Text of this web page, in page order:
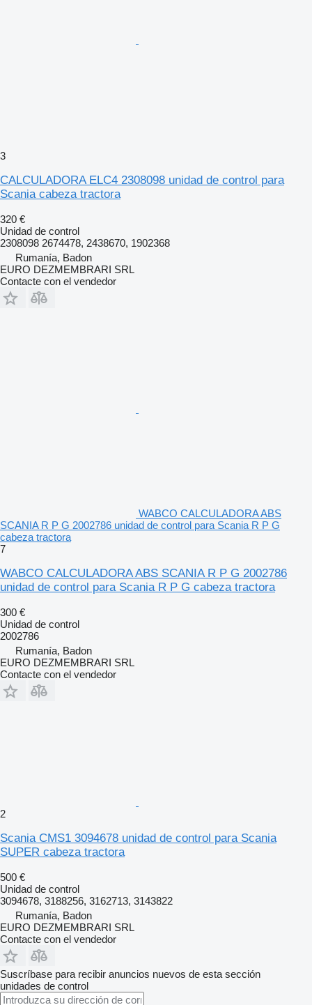
3
CALCULADORA ELC4 2308098 unidad de control para
Scania cabeza tractora
320 €
Unidad de control
2308098 2674478, 2438670, 1902368
Rumanía, Badon
EURO DEZMEMBRARI SRL
Contacte con el vendedor
WABCO CALCULADORA ABS
SCANIA R P G 2002786 unidad de control para Scania R P G
cabeza tractora
7
WABCO CALCULADORA ABS SCANIA R P G 2002786
unidad de control para Scania R P G cabeza tractora
300 €
Unidad de control
2002786
Rumanía, Badon
EURO DEZMEMBRARI SRL
Contacte con el vendedor
2
Scania CMS1 3094678 unidad de control para Scania
SUPER cabeza tractora
500 €
Unidad de control
3094678, 3188256, 3162713, 3143822
Rumanía, Badon
EURO DEZMEMBRARI SRL
Contacte con el vendedor
Suscríbase para recibir anuncios nuevos de esta sección
unidades de control